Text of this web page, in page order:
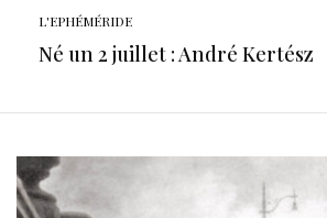
L'EPHÉMÉRIDE
Né un 2 juillet : André Kertész